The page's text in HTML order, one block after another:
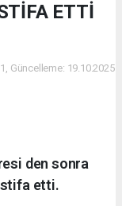
ETTİ
Güncelleme: 19.10.2025
den sonra
etti.